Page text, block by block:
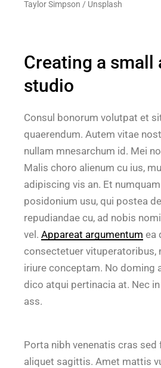
Taylor Simpson / Unsplash
Creating a
studio
Consul bonorum volutpat et
quaerendum. Autem vitae
nullam mnesarchum id. Mei
Malis choro alienum cu ius,
adipiscing vis an. Et
posidonium usu, qui postea
repudiandae cu, ad nobis
vel.Appareat argumentum ea
consectetuer vituperatoribus,
iriure conceptam. No doming
dico atqui pertinacia at. Nec
ass.
Porta nibh venenatis cras sed
aliquet sagittis. Amet mattis